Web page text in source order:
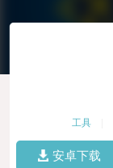
工具
安卓下载